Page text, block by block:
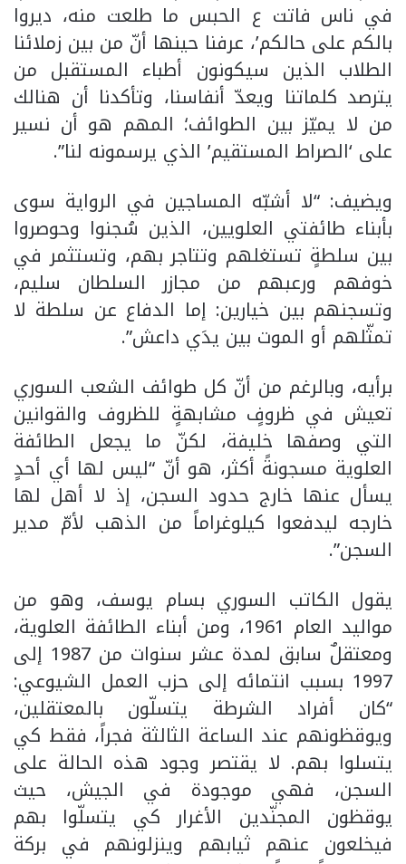
في ناس فاتت ع الحبس ما طلعت منه، ديروا
بالكم على حالكم’، عرفنا حينها أنّ من بين زملائنا
الطلاب الذين سيكونون أطباء المستقبل من
يترصد كلماتنا ويعدّ أنفاسنا، وتأكدنا أن هنالك
من لا يميّز بين الطوائف؛ المهم هو أن نسير
على ‘الصراط المستقيم’ الذي يرسمونه لنا”.
ويضيف: “لا أشبّه المساجين في الرواية سوى
بأبناء طائفتي العلويين، الذين سُجنوا وحوصروا
بين سلطةٍ تستغلهم وتتاجر بهم، وتستثمر في
خوفهم ورعبهم من مجازر السلطان سليم،
وتسجنهم بين خيارين: إما الدفاع عن سلطة لا
تمثّلهم أو الموت بين يدَي داعش”.
برأيه، وبالرغم من أنّ كل طوائف الشعب السوري
تعيش في ظروفٍ مشابهةٍ للظروف والقوانين
التي وصفها خليفة، لكنّ ما يجعل الطائفة
العلوية مسجونةً أكثر، هو أنّ “ليس لها أي أحدٍ
يسأل عنها خارج حدود السجن، إذ لا أهل لها
خارجه ليدفعوا كيلوغراماً من الذهب لأمّ مدير
السجن”.
يقول الكاتب السوري بسام يوسف، وهو من
مواليد العام 1961، ومن أبناء الطائفة العلوية،
ومعتقلٌ سابق لمدة عشر سنوات من 1987 إلى
1997 بسبب انتمائه إلى حزب العمل الشيوعي:
“كان أفراد الشرطة يتسلّون بالمعتقلين،
ويوقظونهم عند الساعة الثالثة فجراً، فقط كي
يتسلوا بهم. لا يقتصر وجود هذه الحالة على
السجن، فهي موجودة في الجيش، حيث
يوقظون المجنّدين الأغرار كي يتسلّوا بهم
فيخلعون عنهم ثيابهم وينزلونهم في بركة